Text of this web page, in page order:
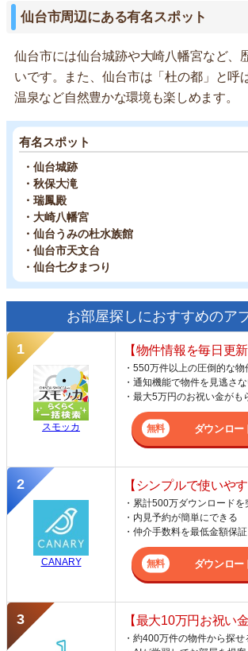
仙台市周辺にある有名スポット
仙台市には仙台城跡や大崎八幡宮など、
いです。また、仙台市は「杜の都」と呼
温泉など自然豊かな環境も楽しめます。
有名スポット
・仙台城跡
・秋保大滝
・瑞鳳殿
・大崎八幡宮
・仙台うみの杜水族館
・仙台市天文台
・仙台七夕まつり
お部屋探しにおすすめのア
スモッカ
【物件情報を毎日更新
・550万件以上の圧倒的な物
・通知機能で物件を見逃さ
・最大5万円のお祝い金がも
ダウンロー
CANARY
【シンプルで使いやす
・累計500万ダウンロードを
・内見予約が簡単にできる
・仲介手数料を最低金額保証
ダウンロー
【最大10万円お祝い
・約400万件の物件から探せ